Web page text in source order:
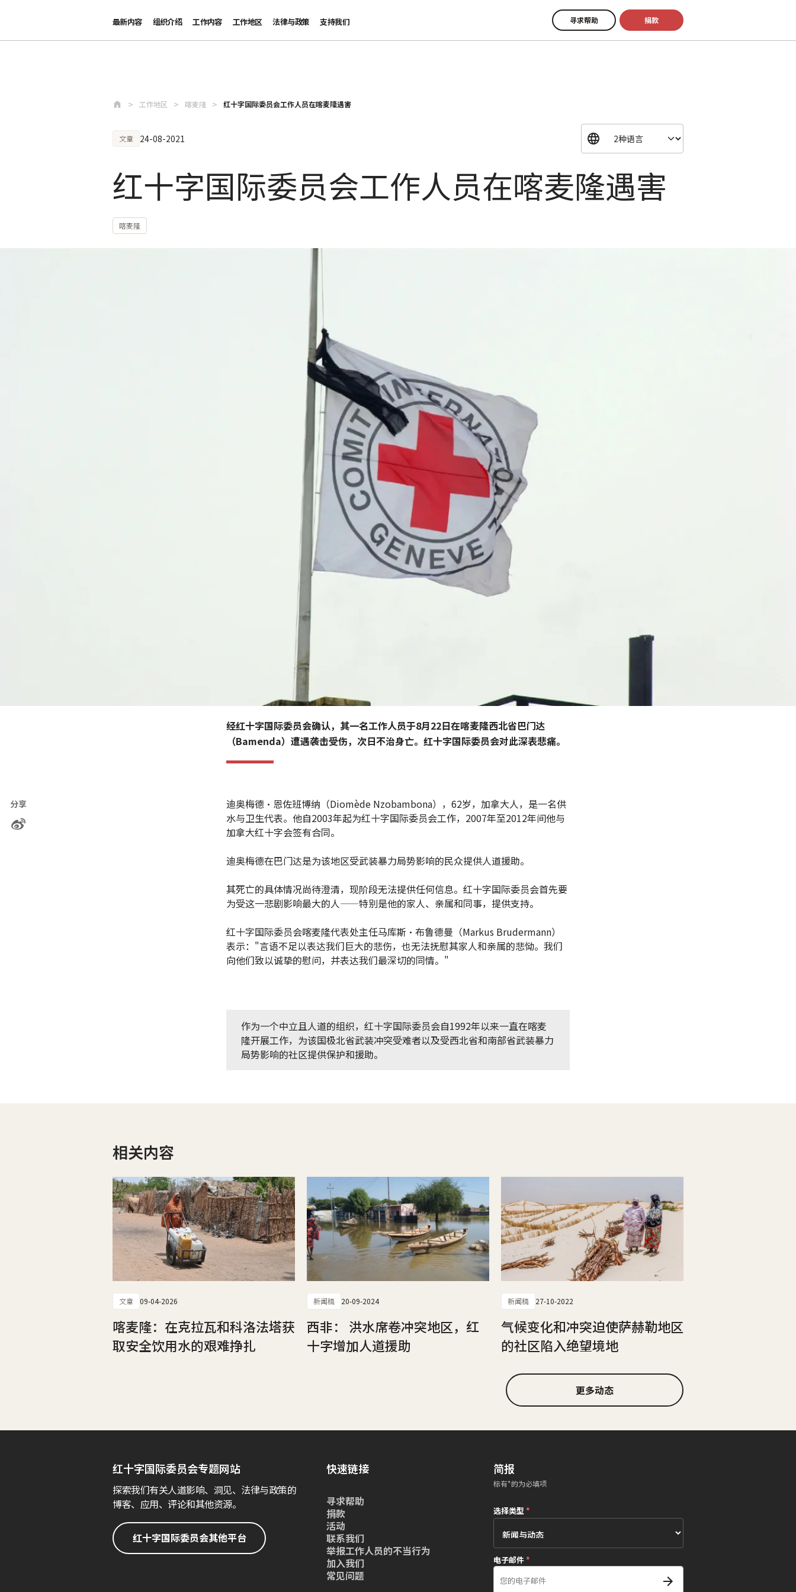
最新内容 组织介绍 工作内容 工作地区 法律与政策 支持我们 寻求帮助 捐款
工作地区 喀麦隆 红十字国际委员会工作人员在喀麦隆遇害
文章 24-08-2021
红十字国际委员会工作人员在喀麦隆遇害
喀麦隆
经红十字国际委员会确认，其一名工作人员于8月22日在喀麦隆西北省巴门达
（Bamenda）遭遇袭击受伤，次日不治身亡。红十字国际委员会对此深表悲痛。
分享
迪奥梅德·恩佐班博纳（Diomède Nzobambona），62岁，加拿大人，是一名供
水与卫生代表。他自2003年起为红十字国际委员会工作，2007年至2012年间他与
加拿大红十字会签有合同。
迪奥梅德在巴门达是为该地区受武装暴力局势影响的民众提供人道援助。
其死亡的具体情况尚待澄清，现阶段无法提供任何信息。红十字国际委员会首先要
为受这一悲剧影响最大的人——特别是他的家人、亲属和同事，提供支持。
红十字国际委员会喀麦隆代表处主任马库斯·布鲁德曼（Markus Brudermann）
表示："言语不足以表达我们巨大的悲伤，也无法抚慰其家人和亲属的悲恸。我们
向他们致以诚挚的慰问，并表达我们最深切的同情。"
作为一个中立且人道的组织，红十字国际委员会自1992年以来一直在喀麦
隆开展工作，为该国极北省武装冲突受难者以及受西北省和南部省武装暴力
局势影响的社区提供保护和援助。
相关内容
文章 09-04-2026
喀麦隆：在克拉瓦和科洛法塔获
取安全饮用水的艰难挣扎
新闻稿 20-09-2024
西非： 洪水席卷冲突地区，红
十字增加人道援助
新闻稿 27-10-2022
气候变化和冲突迫使萨赫勒地区
的社区陷入绝望境地
更多动态
红十字国际委员会专题网站
探索我们有关人道影响、洞见、法律与政策的
博客、应用、评论和其他资源。
红十字国际委员会其他平台
快速链接
寻求帮助
捐款
活动
联系我们
举报工作人员的不当行为
加入我们
常见问题
简报
标有*的为必填项
选择类型*
电子邮件*